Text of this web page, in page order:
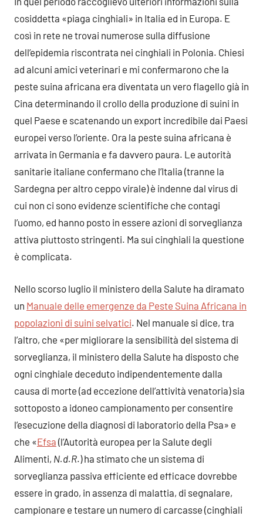
cosiddetta «piaga cinghiali» in Italia ed in Europa. E
così in rete ne trovai numerose sulla diffusione
dell’epidemia riscontrata nei cinghiali in Polonia. Chiesi
ad alcuni amici veterinari e mi confermarono che la
peste suina africana era diventata un vero flagello già in
Cina determinando il crollo della produzione di suini in
quel Paese e scatenando un export incredibile dai Paesi
europei verso l’oriente. Ora la peste suina africana è
arrivata in Germania e fa davvero paura. Le autorità
sanitarie italiane confermano che l’Italia (tranne la
Sardegna per altro ceppo virale) è indenne dal virus di
cui non ci sono evidenze scientifiche che contagi
l’uomo, ed hanno posto in essere azioni di sorveglianza
attiva piuttosto stringenti. Ma sui cinghiali la questione
è complicata.
Nello scorso luglio il ministero della Salute ha diramato
un Manuale delle emergenze da Peste Suina Africana in
popolazioni di suini selvatici. Nel manuale si dice, tra
l’altro, che «per migliorare la sensibilità del sistema di
sorveglianza, il ministero della Salute ha disposto che
ogni cinghiale deceduto indipendentemente dalla
causa di morte (ad eccezione dell’attività venatoria) sia
sottoposto a idoneo campionamento per consentire
l’esecuzione della diagnosi di laboratorio della Psa» e
che «Efsa (l’Autorità europea per la Salute degli
Alimenti, N.d.R.) ha stimato che un sistema di
sorveglianza passiva efficiente ed efficace dovrebbe
essere in grado, in assenza di malattia, di segnalare,
campionare e testare un numero di carcasse (cinghiali